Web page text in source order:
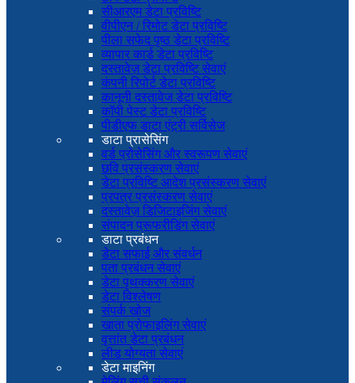
सीआरएम डेटा प्रविष्टि
वीपीएन / रिमोट डेटा प्रविष्टि
पीला सफेद पृष्ठ डेटा प्रविष्टि
व्यापार कार्ड डेटा प्रविष्टि
दस्तावेज़ डेटा प्रविष्टि सेवाएं
कंपनी रिपोर्ट डेटा प्रविष्टि
कानूनी दस्तावेज डेटा प्रविष्टि
कॉपी पेस्ट डेटा प्रविष्टि
पीडीएफ डाटा एंट्री सर्विसेज
डाटा प्रासेसिंग
वर्ड प्रोसेसिंग और स्वरूपण सेवाएं
छवि प्रसंस्करण सेवाएं
डेटा प्रविष्टि आदेश प्रसंस्करण सेवाएं
प्रपत्र प्रसंस्करण सेवाएं
दस्तावेज़ डिजिटाइजिंग सेवाएं
संपादन प्रूफरीडिंग सेवाएं
डाटा प्रबंधन
डेटा सफाई और संवर्धन
पता प्रबंधन सेवाएं
डेटा पृथक्करण सेवाएं
डेटा विश्लेषण
संपर्क खोज
खाता प्रोफाइलिंग सेवाएं
वृत्तांत डेटा प्रबंधन
लीड योग्यता सेवाएं
डेटा माइनिंग